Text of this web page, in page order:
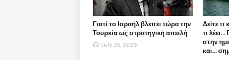
Γιατί το Ισραήλ βλέπει τώρα την
Τουρκία ως στρατηγική απειλή
July 25, 2026
Δείτε
τι
στην
και...